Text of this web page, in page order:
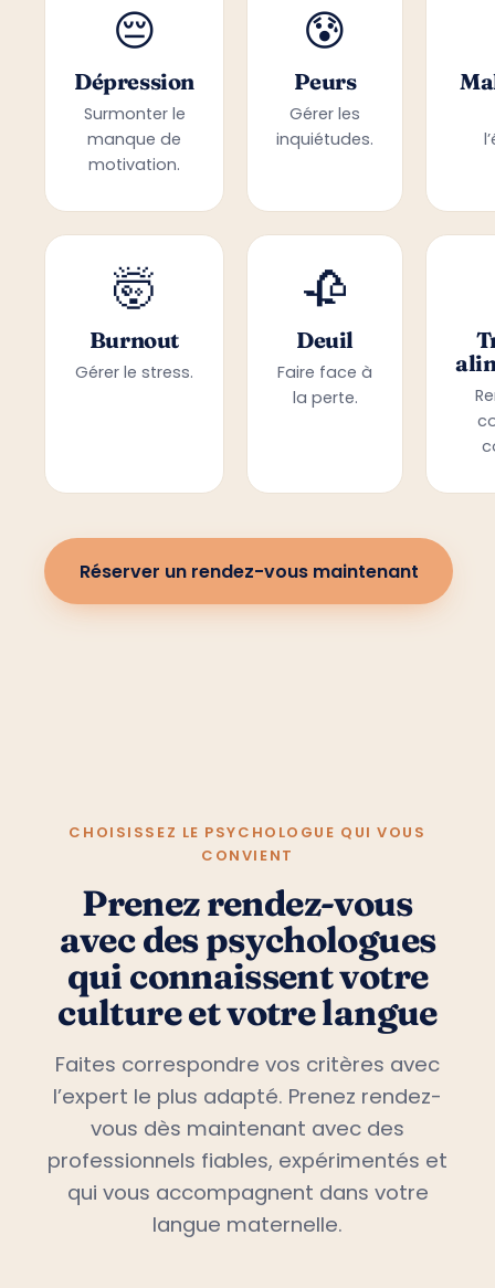
😔
Dépression
Surmonter le
manque de
motivation.
😰
Peurs
Gérer les
inquiétudes.
🤯
Burnout
Gérer le stress.
🥀
Deuil
Faire face à
la perte.
Réserver un rendez-vous maintenant
CHOISISSEZ LE PSYCHOLOGUE QUI VOUS
CONVIENT
Prenez rendez-vous
avec des psychologues
qui connaissent votre
culture et votre langue
Faites correspondre vos critères avec
l’expert le plus adapté. Prenez rendez-
vous dès maintenant avec des
professionnels fiables, expérimentés et
qui vous accompagnent dans votre
langue maternelle.